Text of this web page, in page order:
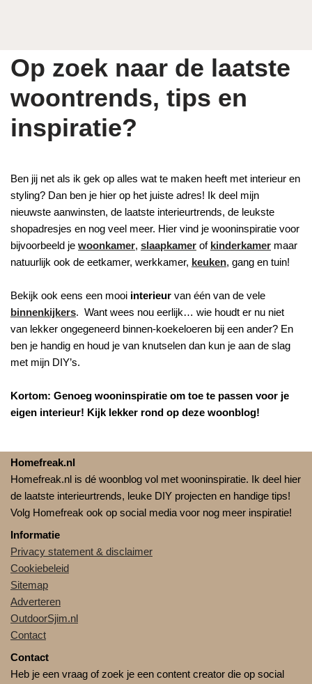
Op zoek naar de laatste
woontrends, tips en
inspiratie?
Ben jij net als ik gek op alles wat te maken heeft met interieur en
styling? Dan ben je hier op het juiste adres! Ik deel mijn
nieuwste aanwinsten, de laatste interieurtrends, de leukste
shopadresjes en nog veel meer. Hier vind je wooninspiratie voor
bijvoorbeeld je woonkamer, slaapkamer of kinderkamer maar
natuurlijk ook de eetkamer, werkkamer, keuken, gang en tuin!
Bekijk ook eens een mooi interieur van één van de vele
binnenkijkers. Want wees nou eerlijk… wie houdt er nu niet
van lekker ongegeneerd binnen-koekeloeren bij een ander? En
ben je handig en houd je van knutselen dan kun je aan de slag
met mijn DIY’s.
Kortom: Genoeg wooninspiratie om toe te passen voor je
eigen interieur! Kijk lekker rond op deze woonblog!
Homefreak.nl
Homefreak.nl is dé woonblog vol met wooninspiratie. Ik deel hier
de laatste interieurtrends, leuke DIY projecten en handige tips!
Volg Homefreak ook op social media voor nog meer inspiratie!
Informatie
Privacy statement & disclaimer
Cookiebeleid
Sitemap
Adverteren
OutdoorSjim.nl
Contact
Contact
Heb je een vraag of zoek je een content creator die op social